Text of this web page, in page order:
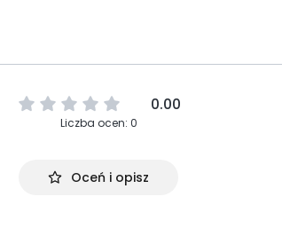
0.00
Liczba ocen: 0
Oceń i opisz